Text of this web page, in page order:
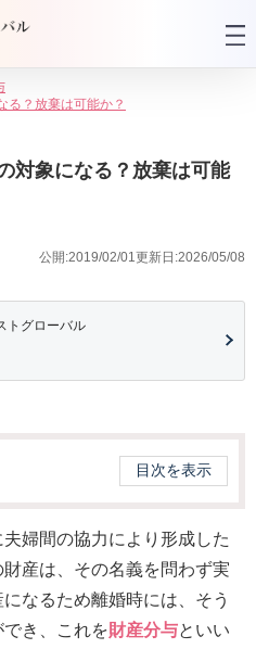
る？放棄は可能か？
対象になる？放棄は可能
公開:2019/02/01 更新日:2026/05/08
トグローバル
目次を表示
婦間の協力により形成した
産は、その名義を問わず実
なるため離婚時には、そう
き、これを財産分与といい